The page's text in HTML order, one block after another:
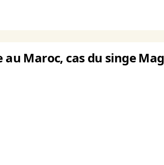
au Maroc, cas du singe